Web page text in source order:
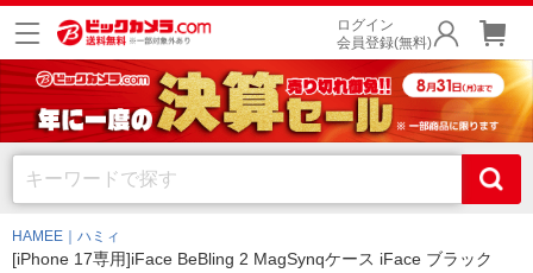
ログイン
会員登録(無料)
HAMEE｜ハミィ
[iPhone 17専用]iFace BeBling 2 MagSynqケース iFace ブラック